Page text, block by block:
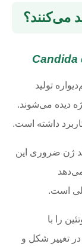
می‌کنند؟
تولید
دیده می‌شوند.
داشته است.
ژن ضروری این
است.
را با
تغییر شکل و